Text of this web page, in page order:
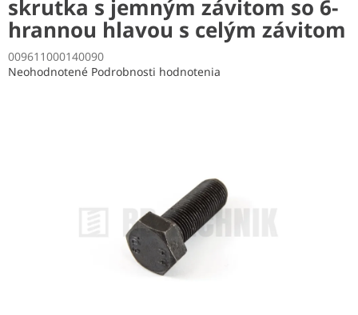
skrutka s jemným závitom so 6-
hrannou hlavou s celým závitom
009611000140090
Priemerné
Neohodnotené Podrobnosti hodnotenia